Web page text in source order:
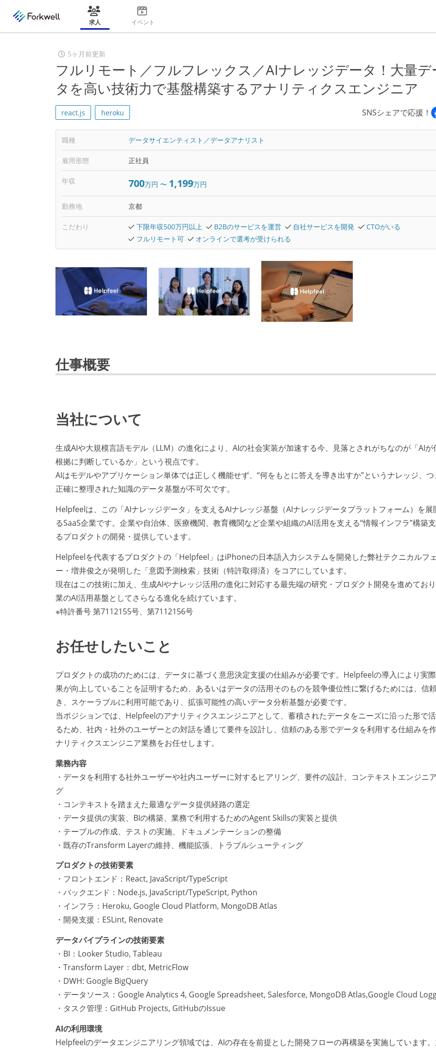
求人 イベント
5ヶ月前更新
フルリモート／フルフレックス／AIナレッジデータ！大量デ
タを高い技術力で基盤構築するアナリティクスエンジニア
react.js heroku SNSシェアで応援！
職種 データサイエンティスト／データアナリスト
雇用形態 正社員
年収 700万円 〜 1,199万円
勤務地 京都
こだわり 下限年収500万円以上 B2Bのサービスを運営 自社サービスを開発
CTOがいる
フルリモート可
オンラインで選考が受けられる
仕事概要
当社について
生成AIや大規模言語モデル（LLM）の進化により、AIの社会実装が加速する今、見落とされがちなのが「AIが
根拠に判断しているか」という視点です。
AIはモデルやアプリケーション単体では正しく機能せず、“何をもとに答えを導き出すか”というナレッジ、つ
正確に整理された知識のデータ基盤が不可欠です。
Helpfeelは、この「AIナレッジデータ」を支えるAIナレッジ基盤（AIナレッジデータプラットフォーム）を展
るSaaS企業です。企業や自治体、医療機関、教育機関など企業や組織のAI活用を支える“情報インフラ”構築
るプロダクトの開発・提供しています。
Helpfeelを代表するプロダクトの「Helpfeel」はiPhoneの日本語入力システムを開発した弊社テクニカルフ
ー・増井俊之が発明した「意図予測検索」技術（特許取得済）をコアにしています。
現在はこの技術に加え、生成AIやナレッジ活用の進化に対応する最先端の研究・プロダクト開発を進めてお
業のAI活用基盤としてさらなる進化を続けています。
※特許番号 第7112155号、第7112156号
お任せしたいこと
プロダクトの成功のためには、データに基づく意思決定支援の仕組みが必要です。Helpfeelの導入により実
果が向上していることを証明するため、あるいはデータの活用そのものを競争優位性に繋げるためには、信
き、スケーラブルに利用可能であり、拡張可能性の高いデータ分析基盤が必要です。
当ポジションでは、Helpfeelのアナリティクスエンジニアとして、蓄積されたデータをニーズに沿った形で
るため、社内・社外のユーザーとの対話を通じて要件を設計し、信頼のある形でデータを利用する仕組みを
ナリティクスエンジニア業務をお任せします。
業務内容
・データを利用する社外ユーザーや社内ユーザーに対するヒアリング、要件の設計、コンテキストエンジニ
グ
・コンテキストを踏まえた最適なデータ提供経路の選定
・データ提供の実装、BIの構築、業務で利用するためのAgent Skillsの実装と提供
・テーブルの作成、テストの実施、ドキュメンテーションの整備
・既存のTransform Layerの維持、機能拡張、トラブルシューティング
プロダクトの技術要素
・フロントエンド：React, JavaScript/TypeScript
・バックエンド：Node.js, JavaScript/TypeScript, Python
・インフラ：Heroku, Google Cloud Platform, MongoDB Atlas
・開発支援：ESLint, Renovate
データパイプラインの技術要素
・BI：Looker Studio, Tableau
・Transform Layer：dbt, MetricFlow
・DWH: Google BigQuery
・データソース：Google Analytics 4, Google Spreadsheet, Salesforce, MongoDB Atlas,Google Cloud
・タスク管理：GitHub Projects, GitHubのIssue
AIの利用環境
Helpfeelのデータエンジニアリング領域では、AIの存在を前提とした開発フローの再構築を実施しています